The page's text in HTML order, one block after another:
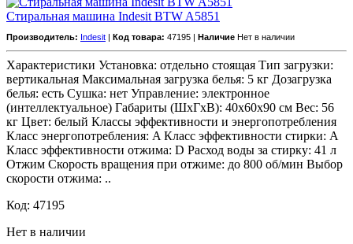
Стиральная машина Indesit BTW A5851
Производитель: Indesit Код товара: 47195 | Наличие Нет в наличии
Характеристики Установка: отдельно стоящая Тип загрузки:
вертикальная Максимальная загрузка белья: 5 кг Дозагрузка
белья: есть Сушка: нет Управление: электронное
(интеллектуальное) Габариты (ШxГxВ): 40x60x90 см Вес: 56
кг Цвет: белый Классы эффективности и энергопотребления
Класс энергопотребления: A Класс эффективности стирки: A
Класс эффективности отжима: D Расход воды за стирку: 41 л
Отжим Скорость вращения при отжиме: до 800 об/мин Выбор
скорости отжима: ..
Код: 47195
Нет в наличии